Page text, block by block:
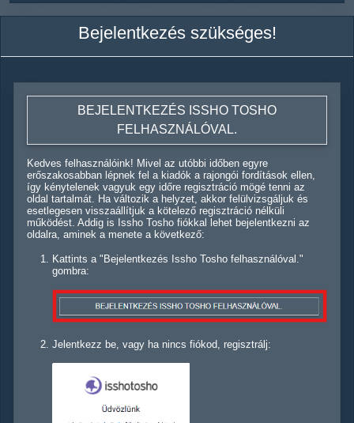
Bejelentkezés szükséges!
BEJELENTKEZÉS ISSHO TOSHO
FELHASZNÁLÓVAL.
Kedves felhasználóink! Mivel az utóbbi időben egyre
erőszakosabban lépnek fel a kiadók a rajongói fordítások ellen,
így kénytelenek vagyuk egy időre regisztráció mögé tenni az
oldal tartalmát. Ha változik a helyzet, akkor felülvizsgáljuk és
esetlegesen visszaállítjuk a kötelező regisztráció nélküli
működést. Addig is Issho Tosho fiókkal lehet bejelentkezni az
oldalra, aminek a menete a következő:
Kattints a "Bejelentkezés Issho Tosho felhasználóval."
gombra:
Jelentkezz be, vagy ha nincs fiókod, regisztrálj: